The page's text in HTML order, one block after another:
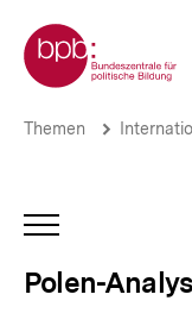
zum
Seiteninhalt
springen
Zur Startseite der bpb
Chronik:
zum
18.
November
2013
Themen
Polen-